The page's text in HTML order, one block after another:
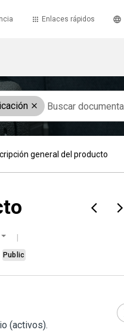
Enlaces rápidos
general del producto
Public
(activos).